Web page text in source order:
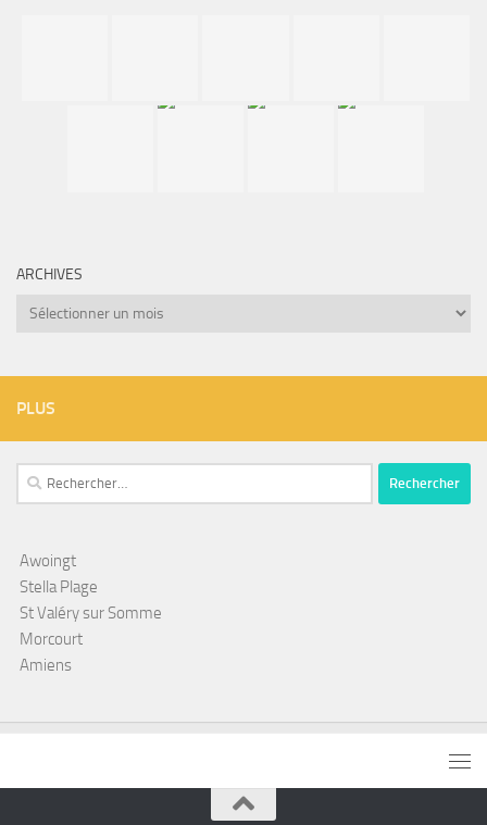
ARCHIVES
Archives
PLUS
Rechercher :
Awoingt
Stella Plage
St Valéry sur Somme
Morcourt
Amiens